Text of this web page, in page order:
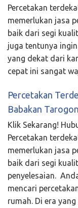
Percetakan
memerlukan jasa
baik dari segi
juga tentunya
yang dekat dari
cepat ini sangat
Percetakan
Babakan
Klik Sekarang!
Percetakan
memerlukan jasa
baik dari segi
penyelesaian.
mencari
rumah. Di era